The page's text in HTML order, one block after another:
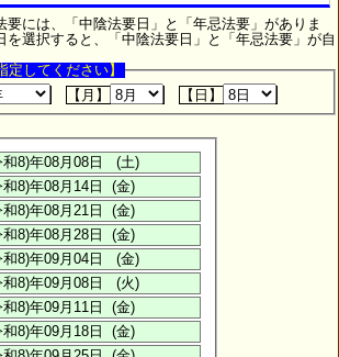
要には、「中陰法要日」と「年忌法要」がありま
を選択すると、「中陰法要日」と「年忌法要」が自
定してください】
【月】 【日】